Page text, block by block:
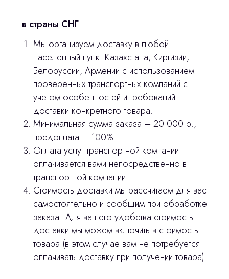
в страны СНГ
Мы организуем доставку в любой
населенный пункт Казахстана, Киргизии,
Белоруссии, Армении с использованием
проверенных транспортных компаний с
учетом особенностей и требований
доставки конкретного товара.
Минимальная сумма заказа – 20 000 р.,
предоплата – 100%
Оплата услуг транспортной компании
оплачивается вами непосредственно в
транспортной компании.
Стоимость доставки мы рассчитаем для вас
самостоятельно и сообщим при обработке
заказа. Для вашего удобства стоимость
доставки мы можем включить в стоимость
товара (в этом случае вам не потребуется
оплачивать доставку при получении товара).
сделано
3D печать
Лицензирование
Изготовление хирургических шаблонов
Политика конфиденциальности
Контакты
stasicus